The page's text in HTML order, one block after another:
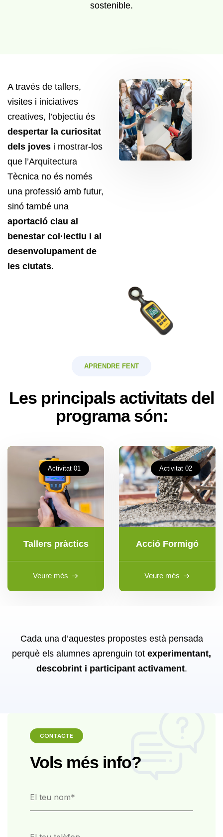
sostenible.
A través de tallers,
visites i iniciatives
creatives, l’objectiu és
despertar la curiositat
dels joves i mostrar-los
que l’Arquitectura
Tècnica no és només
una professió amb futur,
sinó també una
aportació clau al
benestar col·lectiu i al
desenvolupament de
les ciutats.
APRENDRE FENT
Les principals activitats del
programa són:
Activitat 01
Tallers pràctics
Veure més
Activitat 02
Acció Formigó
Veure més
Cada una d’aquestes propostes està pensada
perquè els alumnes aprenguin tot experimentant,
descobrint i participant activament.
CONTACTE
Vols més info?